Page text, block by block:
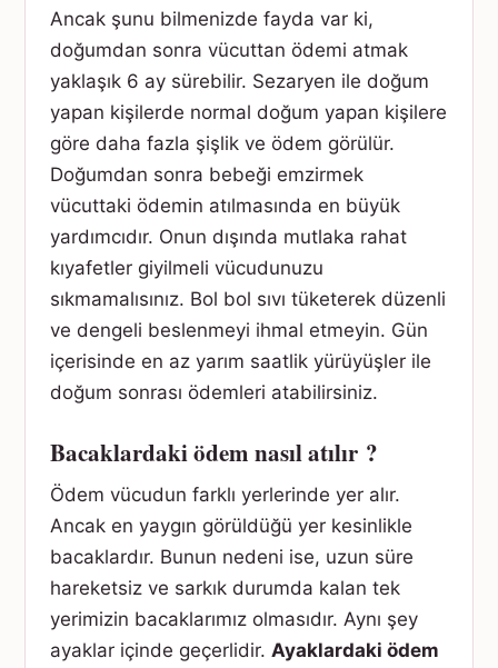
Ancak şunu bilmenizde fayda var ki,
doğumdan sonra vücuttan ödemi atmak
yaklaşık 6 ay sürebilir. Sezaryen ile doğum
yapan kişilerde normal doğum yapan kişilere
göre daha fazla şişlik ve ödem görülür.
Doğumdan sonra bebeği emzirmek
vücuttaki ödemin atılmasında en büyük
yardımcıdır. Onun dışında mutlaka rahat
kıyafetler giyilmeli vücudunuzu
sıkmamalısınız. Bol bol sıvı tüketerek düzenli
ve dengeli beslenmeyi ihmal etmeyin. Gün
içerisinde en az yarım saatlik yürüyüşler ile
doğum sonrası ödemleri atabilirsiniz.
Bacaklardaki ödem nasıl atılır ?
Ödem vücudun farklı yerlerinde yer alır.
Ancak en yaygın görüldüğü yer kesinlikle
bacaklardır. Bunun nedeni ise, uzun süre
hareketsiz ve sarkık durumda kalan tek
yerimizin bacaklarımız olmasıdır. Aynı şey
ayaklar içinde geçerlidir. Ayaklardaki ödem